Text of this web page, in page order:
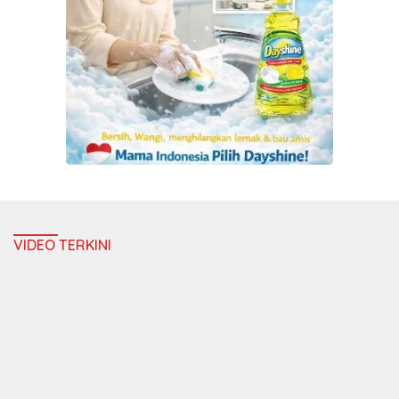
VIDEO TERKINI